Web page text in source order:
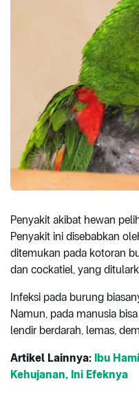
Penyakit akibat hewan
Penyakit ini disebabkan
ditemukan pada kotoran
dan cockatiel, yang
Infeksi pada burung
Namun, pada manusia
lendir berdarah, lemas,
Artikel Lainnya: Ibu
Kehujanan, Ini Efeknya